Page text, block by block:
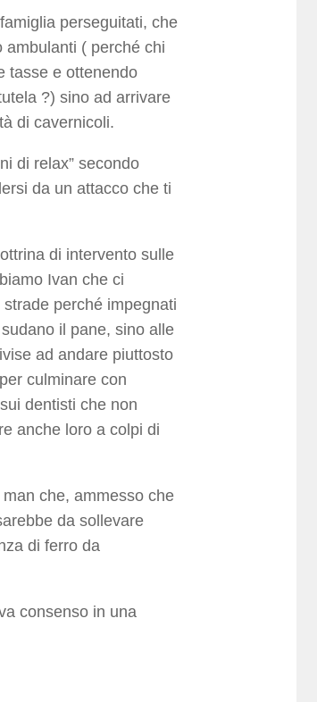
perseguitati, che
( perché chi
tasse e ottenendo
?) sino ad arrivare
di cavernicoli.
di relax” secondo
da un attacco che ti
di intervento sulle
Ivan che ci
perché impegnati
il pane, sino alle
ad andare piuttosto
culminare con
dentisti che non
anche loro a colpi di
che, ammesso che
da sollevare
di ferro da
consenso in una